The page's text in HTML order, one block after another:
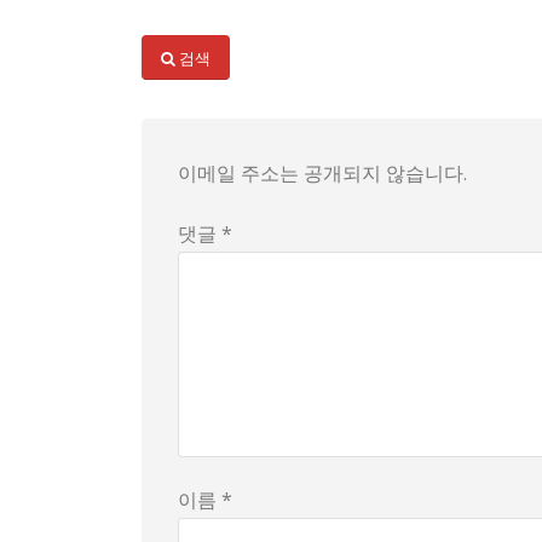
핵심 쟁점은 무엇보다 보수 체계의 차이와 그
일상 비유로 다가가 보자면, 한 잔의 커피를
검색
이메일 주소는 공개되지 않습니다.
댓글 *
이름 *